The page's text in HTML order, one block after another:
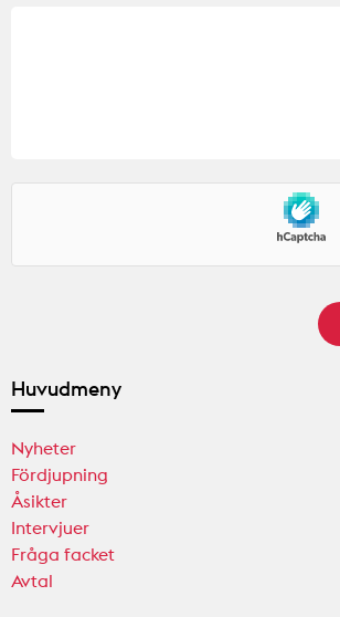
Huvudmeny
Nyheter
Fördjupning
Åsikter
Intervjuer
Fråga facket
Avtal